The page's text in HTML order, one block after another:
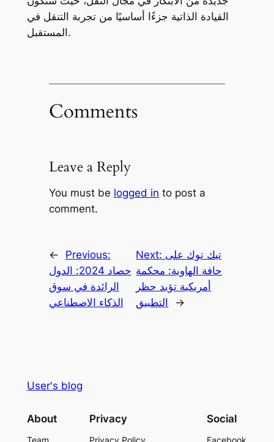
القيادة الذاتية جزءًا أساسيًا من تجربة التنقل في
المستقبل.
Comments
Leave a Reply
You must be logged in to post a
comment.
←
Previous:
حصاد 2024: الدول
الرائدة في سوق
الذكاء الاصطناعي
Next: تيك توك على
حافة الهاوية: محكمة
أمريكية تؤيد حظر
التطبيق
→
User's blog
About
Team
Privacy
Privacy Policy
Social
Facebook